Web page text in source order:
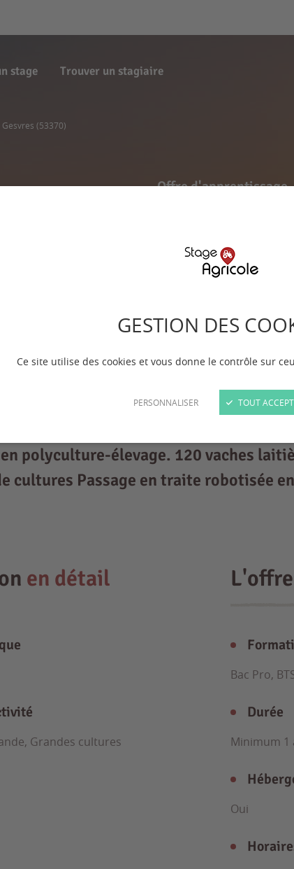
GESTION DES
Ce site utilise des cookies et vous donne le contrôle sur
PERSONNALISER TOUT
stage Trouver un stagiaire
Gesvres (53370)
Offre d'apprentissage
Signaler l'offre
polyculture-élevage. 120 vaches
cultures Passage en traite robotisée
en détail
Grandes cultures
Bac Pro,
Durée
Minimum 1
Oui